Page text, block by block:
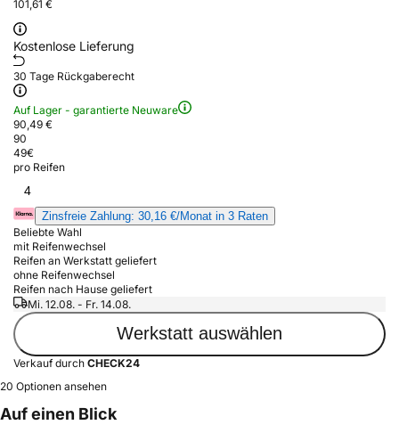
101,61 €
Kostenlose Lieferung
30 Tage Rückgaberecht
Auf Lager - garantierte Neuware
90,49 €
90
49€
pro Reifen
4
Zinsfreie Zahlung: 30,16 €/Monat in 3 Raten
Beliebte Wahl
mit Reifenwechsel
Reifen an Werkstatt geliefert
ohne Reifenwechsel
Reifen nach Hause geliefert
Mi. 12.08. - Fr. 14.08.
Werkstatt auswählen
Verkauf durch CHECK24
20 Optionen ansehen
Auf einen Blick